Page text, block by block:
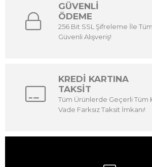
GÜVENLİ
ÖDEME
256 Bit SSL Şifreleme İle
Güvenli Alışveriş!
KREDİ KARTINA
TAKSİT
Tüm Ürünlerde Geçerli Tüm
Vade Farksız Taksit İmkanı!